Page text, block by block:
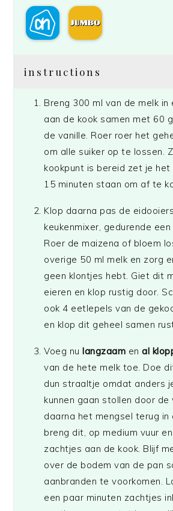
instructions
Breng 300 ml van de melk in
aan de kook samen met 60
de vanille. Roer roer het
om alle suiker op te lossen.
kookpunt is bereid zet je
15 minuten staan om af te
Klop daarna pas de
keukenmixer, gedurende
Roer de maizena of bloem
overige 50 ml melk en zorg
geen klontjes hebt. Giet dit
eieren en klop rustig door.
ook 4 eetlepels van de
en klop dit geheel samen
Voeg nulangzaam enal
van de hete melk toe. Doe
dun straaltje omdat anders
kunnen gaan stollen door
daarna het mengsel terug in
breng dit, op medium vuur
zachtjes aan de kook. Blijf
over de bodem van de pan
aanbranden te voorkomen.
een paar minuten zachtjes